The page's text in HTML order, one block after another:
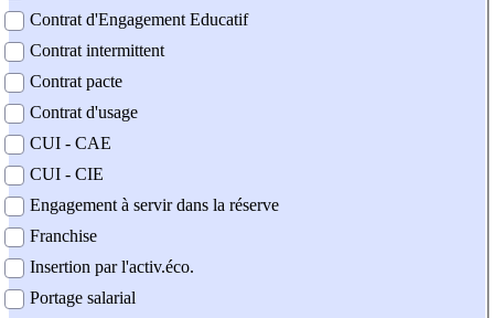
Contrat d'Engagement Educatif
Contrat intermittent
Contrat pacte
Contrat d'usage
CUI - CAE
CUI - CIE
Engagement à servir dans la réserve
Franchise
Insertion par l'activ.éco.
Portage salarial